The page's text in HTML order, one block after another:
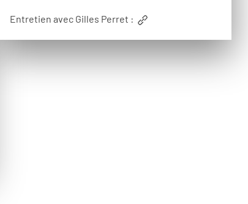
Entretien avec Gilles Perret :